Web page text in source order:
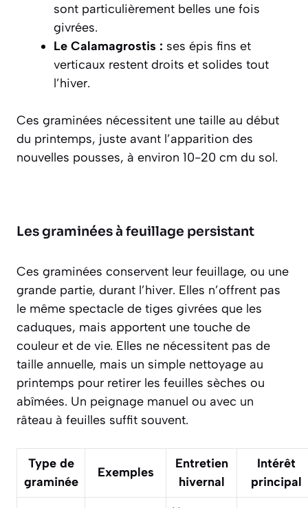
sont particulièrement belles une fois
givrées.
Le Calamagrostis : ses épis fins et
verticaux restent droits et solides tout
l’hiver.
Ces graminées nécessitent une taille au début
du printemps, juste avant l’apparition des
nouvelles pousses, à environ 10-20 cm du sol.
Les graminées à feuillage persistant
Ces graminées conservent leur feuillage, ou une
grande partie, durant l’hiver. Elles n’offrent pas
le même spectacle de tiges givrées que les
caduques, mais apportent une touche de
couleur et de vie. Elles ne nécessitent pas de
taille annuelle, mais un simple nettoyage au
printemps pour retirer les feuilles sèches ou
abîmées. Un peignage manuel ou avec un
râteau à feuilles suffit souvent.
Type de
graminée
Exemples
Entretien
hivernal
Intérêt
principal